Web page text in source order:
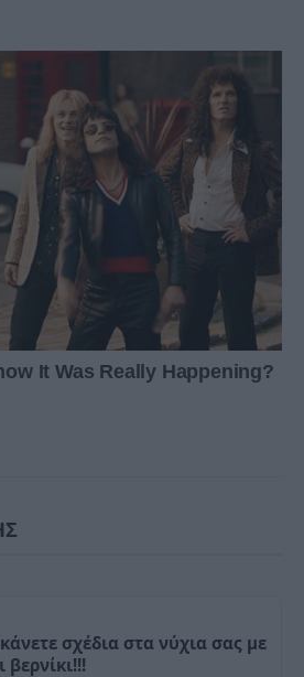
σχέδια στα νύχια σας με
βερνίκι!!!